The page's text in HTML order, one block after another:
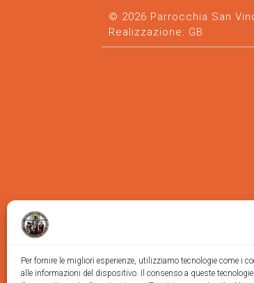
Per fornire le migliori esperienze, utilizziamo tecnologie come i
alle informazioni del dispositivo. Il consenso a queste
© 2026 Parrocchia San
Realizzazione: GB